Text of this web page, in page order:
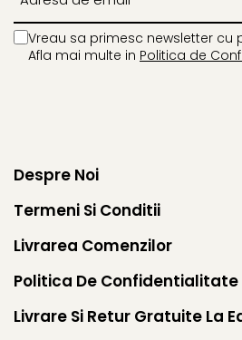
Vreau sa primesc newsletter cu
Afla mai multe in Politica de
Despre Noi
Termeni Si Conditii
Livrarea Comenzilor
Politica De Confidentialitate
Livrare Si Retur Gratuite La